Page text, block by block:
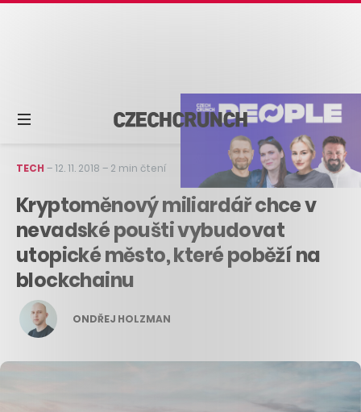
TECH –12. 11. 2018 – 2 min čtení
Kryptoměnový miliardář chce v
nevadské poušti vybudovat
utopické město, které poběží na
blockchainu
ONDŘEJ HOLZMAN